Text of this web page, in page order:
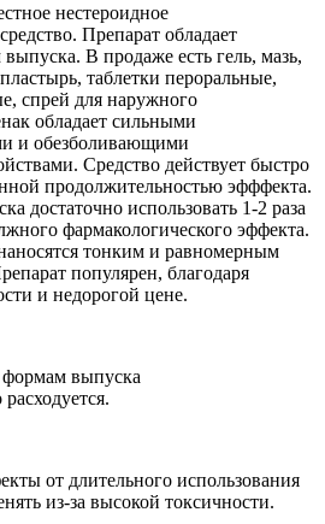
нестероидное
Препарат обладает
В продаже есть гель, мазь,
таблетки пероральные,
спрей для наружного
обладает сильными
и обезболивающими
Средство действует быстро
продолжительностью эфффекта.
достаточно использовать 1-2 раза
фармакологического эффекта.
тонким и равномерным
популярен, благодаря
и недорогой цене.
выпуска
от длительного использования
из-за высокой токсичности.